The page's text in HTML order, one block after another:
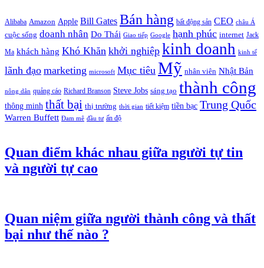
Alibaba Amazon Apple Bill Gates Bán hàng bất động sản CEO châu Á
cuộc sống doanh nhân Do Thái Giao tiếp Google hạnh phúc internet Jack
Ma khách hàng Khó Khăn khởi nghiệp kinh doanh kinh tế
lãnh đạo marketing microsoft Mục tiêu Mỹ nhân viên Nhật Bản
nông dân quảng cáo Richard Branson Steve Jobs sáng tạo thành công
thông minh thất bại thị trường thời gian tiết kiệm tiền bạc Trung Quốc
Warren Buffett Đam mê đầu tư ấn độ
Quan điểm khác nhau giữa người tự tin
và người tự cao
Quan niệm giữa người thành công và thất
bại như thế nào ?